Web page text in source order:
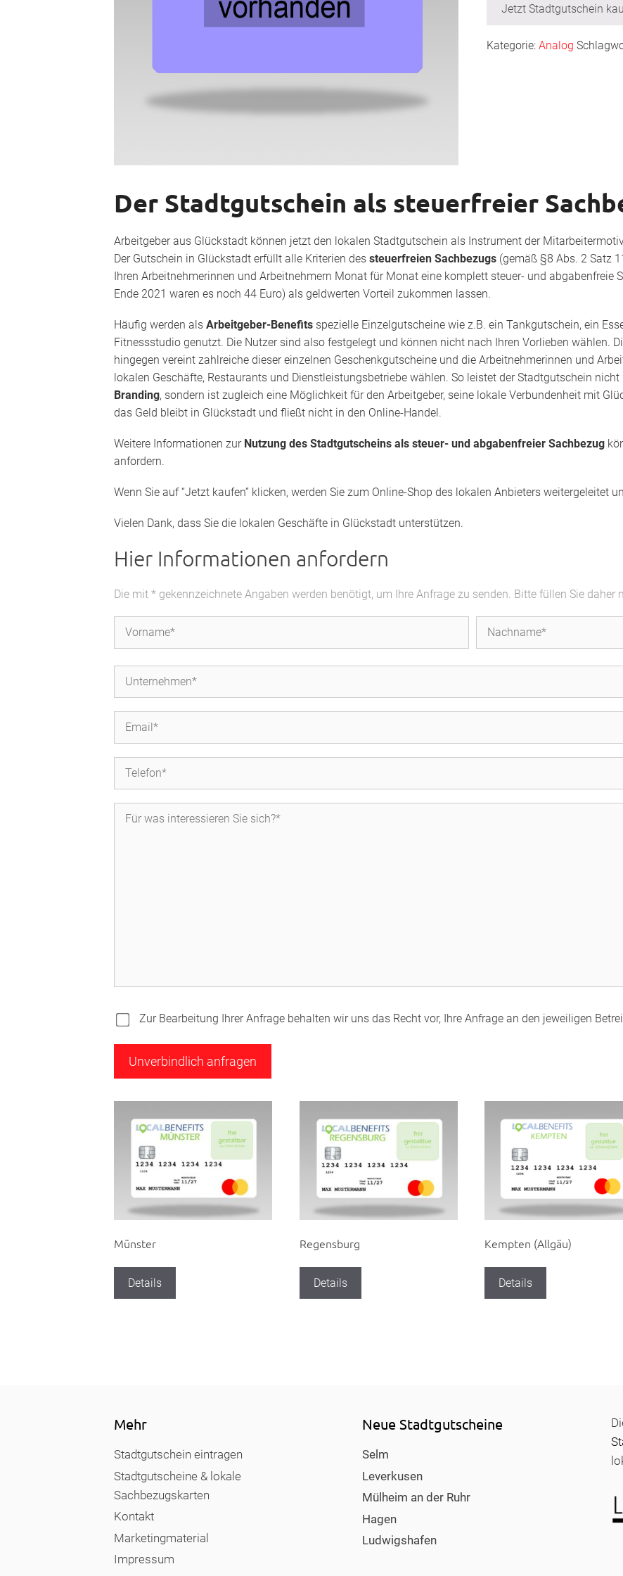
Jetzt Stadtgutschein
Kategorie:Analog
Der Stadtgutschein als steuerfreier
Arbeitgeber aus Glückstadt können jetzt den lokalen Stadtgutschein als Instrument der
Der Gutschein in Glückstadt erfüllt alle Kriterien des steuerfreien Sachbezugs (gemäß §8 Abs. 2 Satz
Ihren Arbeitnehmerinnen und Arbeitnehmern Monat für Monat eine komplett steuer- und abgabenfreie
Ende 2021 waren es noch 44 Euro) als geldwerten Vorteil zukommen lassen.
Häufig werden als Arbeitgeber-Benefits spezielle Einzelgutscheine wie z.B. ein Tankgutschein, ein
Fitnessstudio genutzt. Die Nutzer sind also festgelegt und können nicht nach Ihren Vorlieben wählen.
hingegen vereint zahlreiche dieser einzelnen Geschenkgutscheine und die Arbeitnehmerinnen und
lokalen Geschäfte, Restaurants und Dienstleistungsbetriebe wählen. So leistet der Stadtgutschein
Branding, sondern ist zugleich eine Möglichkeit für den Arbeitgeber, seine lokale Verbundenheit mit
das Geld bleibt in Glückstadt und fließt nicht in den Online-Handel.
Weitere Informationen zur Nutzung des Stadtgutscheins als steuer- und abgabenfreier Sachbezug
anfordern.
Wenn Sie auf “Jetzt kaufen” klicken, werden Sie zum Online-Shop des lokalen Anbieters weitergeleitet
Vielen Dank, dass Sie die lokalen Geschäfte in Glückstadt unterstützen.
Hier Informationen anfordern
Die mit * gekennzeichnete Angaben werden benötigt, um Ihre Anfrage zu senden. Bitte füllen Sie daher
Zur Bearbeitung Ihrer Anfrage behalten wir uns das Recht vor, Ihre Anfrage an den jeweiligen
Münster
Details
Regensburg
Details
Kempten (Allgäu)
Details
Mehr
Stadtgutschein eintragen
Stadtgutscheine & lokale
Sachbezugskarten
Kontakt
Marketingmaterial
Impressum
Neue Stadtgutscheine
Selm
Leverkusen
Mülheim an der Ruhr
Hagen
Ludwigshafen